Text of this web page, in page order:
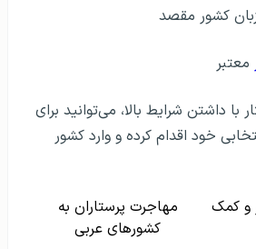
کشور مقصد
معتبر
با داشتن شرایط بالا، می‌توانید برای
خود اقدام کرده و وارد کشور
و کمک
مهاجرت پرستاران به
کشورهای عربی